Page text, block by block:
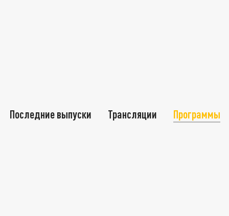
Последние выпуски Трансляции Программы